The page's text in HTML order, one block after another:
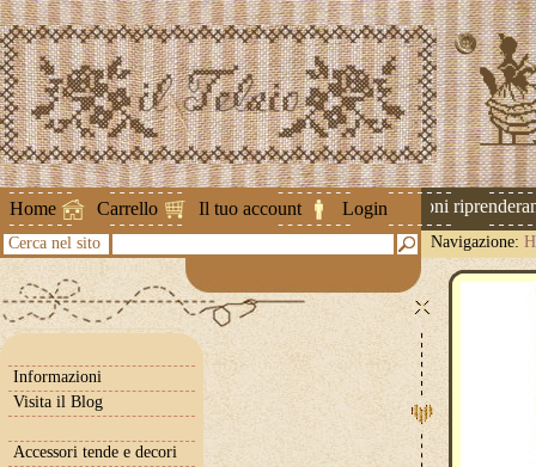
Home Carrello Il tuo account Login
Attenzione ! Le spedizioni
Cerca nel sito Navigazione:
Informazioni
Visita il Blog
Accessori tende e decori